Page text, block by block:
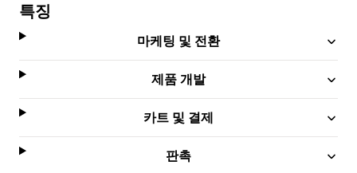
특징
마케팅 및 전환
제품 개발
카트 및 결제
판촉